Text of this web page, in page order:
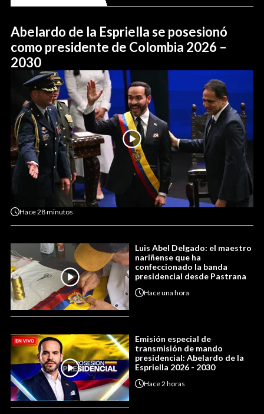
Abelardo de la Espriella se posesionó
como presidente de Colombia 2026 –
2030
Hace28 minutos
Luis Abel Delgado: el maestro
nariñense que ha
confeccionado la banda
presidencial desde Pastrana
Haceuna hora
Emisión especial de
transmisión de mando
presidencial: Abelardo de la
Espriella 2026 - 2030
Hace2 horas